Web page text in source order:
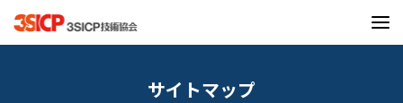
サイトマップ